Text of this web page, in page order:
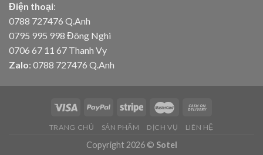
Điện thoại:
0788 727476 Q.Anh
0795 995 998 Đông Nghi
0706 67 11 67 Thanh Vy
Zalo: 0788 727476 Q.Anh
TRANG CHỦ SẢN PHẨM DỊCH VỤ LIÊN HỆ
Copyright 2026 © Sotel